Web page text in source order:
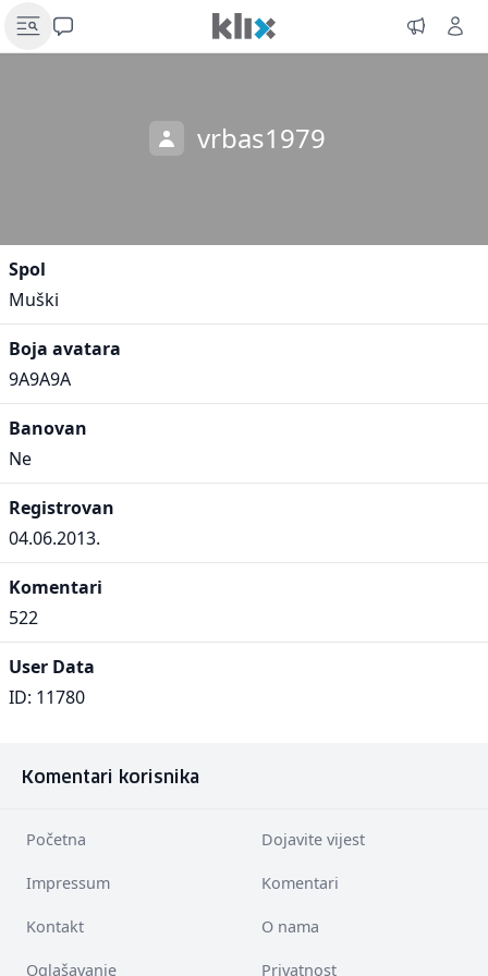
vrbas1979
Spol
Muški
Boja avatara
9A9A9A
Banovan
Ne
Registrovan
04.06.2013.
Komentari
522
User Data
ID: 11780
Komentari korisnika
Početna Dojavite vijest
Impressum Komentari
Kontakt O nama
Oglašavanje Privatnost